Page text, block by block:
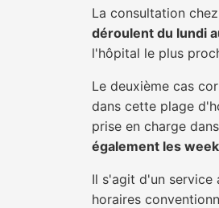
La consultation
déroulent du lundi
l'hôpital le plus
Le deuxième cas
dans cette plage
prise en charge
également les
Il s'agit d'un service
horaires